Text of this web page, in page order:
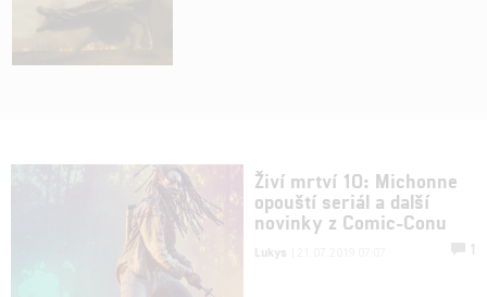
Živí mrtví 10: Michonne
opouští seriál a další
novinky z Comic-Conu
Lukys 1